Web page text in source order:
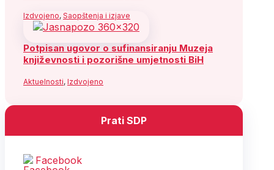
Izdvojeno, Saopštenja i izjave
Potpisan ugovor o sufinansiranju Muzeja
književnosti i pozorišne umjetnosti BiH
Aktuelnosti, Izdvojeno
Prati SDP
Facebook